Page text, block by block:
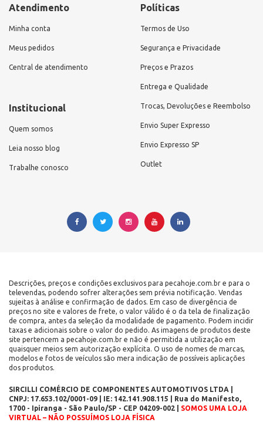
Atendimento
Minha conta
Meus pedidos
Central de atendimento
Institucional
Quem somos
Leia nosso blog
Trabalhe conosco
Políticas
Termos de Uso
Segurança e Privacidade
Preços e Prazos
Entrega e Qualidade
Trocas, Devoluções e Reembolso
Envio Super Expresso
Envio Expresso SP
Outlet
Descrições, preços e condições exclusivos para pecahoje.com.br e para o
televendas, podendo sofrer alterações sem prévia notificação. Vendas
sujeitas à análise e confirmação de dados. Em caso de divergência de
preços no site e valores de frete, o valor válido é o da tela de finalização
de compra, antes da seleção da modalidade de pagamento. Podem incidir
taxas e adicionais sobre o valor do pedido. As imagens de produtos deste
site pertencem a pecahoje.com.br e não é permitida a utilização em
quaisquer meios sem autorização explícita. O uso de nomes de marcas,
modelos e fotos de veículos são mera indicação de possíveis aplicações
dos produtos.
SIRCILLI COMÉRCIO DE COMPONENTES AUTOMOTIVOS LTDA |
CNPJ: 17.653.102/0001-09 | IE: 142.141.908.115 | Rua do Manifesto,
1700 - Ipiranga - São Paulo/SP - CEP 04209-002 | SOMOS UMA LOJA
VIRTUAL – NÃO POSSUÍMOS LOJA FÍSICA